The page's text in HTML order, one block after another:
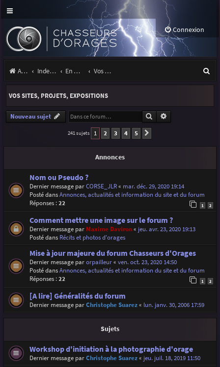
Connexion
Accueil Index du forum En marge des orages Vos sites, projets, expositions
e
r
VOS SITES, PROJETS, EXPOSITIONS
Nouveau sujet Rechercher
241 sujets 1 2 3 4 5
Annonces
Nom ou Pseudo ?
Dernier message parCORSE_JLR« mar. déc. 29, 2020 19:14
Posté dansAnnonces, actualités et information du site et du forum
Réponses :22 1 2
Comment mettre une image sur le forum ?
Dernier message par Maxime Daviron« jeu. avr. 23, 2020 19:13
Posté dans Récits et photos d'orages
Mise à jour majeure du forum Chasseurs d'Orages
Dernier message parorpailleur« ven. oct. 23, 2020 14:50
Posté dansAnnonces, actualités et information du site et du forum
Réponses :22 1 2
[A lire] Généralités du forum
Dernier message parChristophe Suarez« lun. janv. 30, 2006 17:59
Sujets
Workshop d'initiation à la photographie d'orage
Dernier message parChristophe Suarez« jeu. juil. 18, 2019 11:50